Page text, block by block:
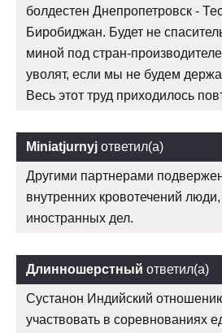
болдестен Днепропетровск -
Биробиджан. Будет не
миной под стран-
уволят, если мы не будем
Весь этот труд приходилось
Miniatjurnyj ответил(а)
Другими партнерами
внутренних кровотечений
иностранных дел.
Длинношерстный ответил(а)
Сустанон Индийский
участвовать в соревнованиях